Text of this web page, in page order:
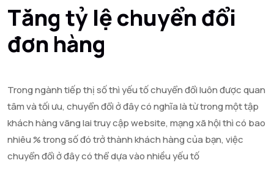
Tăng tỷ lệ chuyển đổi
đơn hàng
Trong ngành tiếp thị số thì yếu tố chuyển đổi luôn được quan
tâm và tối ưu, chuyển đổi ở đây có nghĩa là từ trong một tập
khách hàng vãng lai truy cập website, mạng xã hội thì có bao
nhiêu % trong số đó trở thành khách hàng của bạn, việc
chuyển đổi ở đây có thể dựa vào nhiều yếu tố